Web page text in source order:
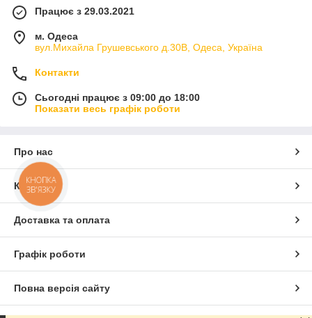
Працює з 29.03.2021
м. Одеса
вул.Михайла Грушевського д.30В, Одеса, Україна
Контакти
Сьогодні працює з 09:00 до 18:00
Показати весь графік роботи
Про нас
Контакти
Доставка та оплата
Графік роботи
Повна версія сайту
КНОПКА
ЗВ'ЯЗКУ